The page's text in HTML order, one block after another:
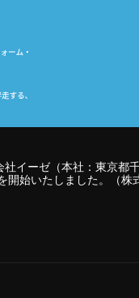
社イーゼ（本社：東京都
開始いたしました。（株